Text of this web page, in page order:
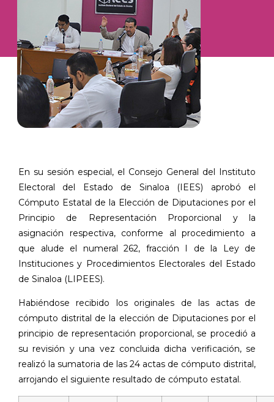
En su sesión especial, el Consejo General del Instituto
Electoral del Estado de Sinaloa (IEES) aprobó el
Cómputo Estatal de la Elección de Diputaciones por el
Principio de Representación Proporcional y la
asignación respectiva, conforme al procedimiento a
que alude el numeral 262, fracción I de la Ley de
Instituciones y Procedimientos Electorales del Estado
de Sinaloa (LIPEES).
Habiéndose recibido los originales de las actas de
cómputo distrital de la elección de Diputaciones por el
principio de representación proporcional, se procedió a
su revisión y una vez concluida dicha verificación, se
realizó la sumatoria de las 24 actas de cómputo distrital,
arrojando el siguiente resultado de cómputo estatal.